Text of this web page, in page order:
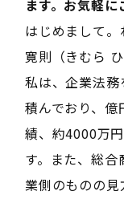
ます。お気軽に
はじめまして
寛則（きむら
私は、企業法
積んでおり、
績、約4000万
す。また、総
業側のものの